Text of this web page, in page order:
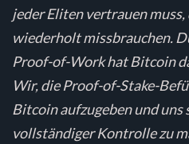
jeder Eliten vertrauen
wiederholt missbrauchen.
Proof-of-Work hat Bitcoin
Wir, die Proof-of-Stake-
Bitcoin aufzugeben und
vollständiger Kontrolle zu